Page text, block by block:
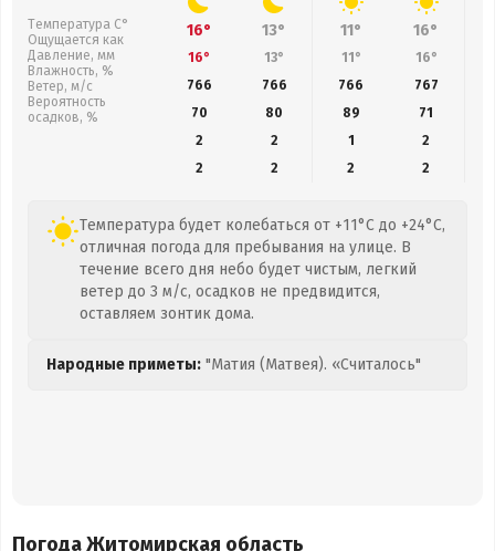
Температура С°
Ощущается как
Давление, мм
Влажность, %
Ветер, м/с
Вероятность
осадков, %
16° 13° 11° 16°
16° 13° 11° 16°
766
766 766 767
70
80 89 71
2
2 1
2
2
2 2 2
Температура будет колебаться от +11°C до +24°C,
отличная погода для пребывания на улице. В
течение всего дня небо будет чистым, легкий
ветер до 3 м/с, осадков не предвидится,
оставляем зонтик дома.
Народные приметы: "Матия (Матвея). «Считалось"
Погода Житомирская область